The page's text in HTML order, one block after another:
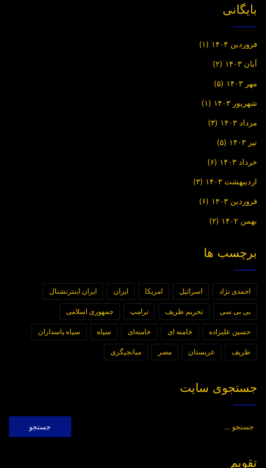
بایگانی
فروردین ۱۴۰۴ (۱)
آبان ۱۴۰۳ (۲)
مهر ۱۴۰۳ (۵)
شهریور ۱۴۰۳ (۱)
مرداد ۱۴۰۳ (۳)
تیر ۱۴۰۳ (۵)
خرداد ۱۴۰۳ (۶)
اردیبهشت ۱۴۰۳ (۳)
فروردین ۱۴۰۳ (۶)
بهمن ۱۴۰۲ (۲)
برچسب ها
احمدی نژاد اسرائیل امریکا ایران ایران اینترنشنال
بی بی سی تحریم ظریف ترامپ جمهوری اسلامی
حسین علیزاده خامنه ای خامنه‌ای سپاه سپاه پاسداران
ظریف عربستان مصر میانجیگری
جستجوی سایت
تقویم